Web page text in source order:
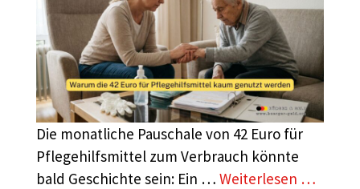
Die monatliche Pauschale von 42 Euro für
Pflegehilfsmittel zum Verbrauch könnte
bald Geschichte sein: Ein … Weiterlesen …